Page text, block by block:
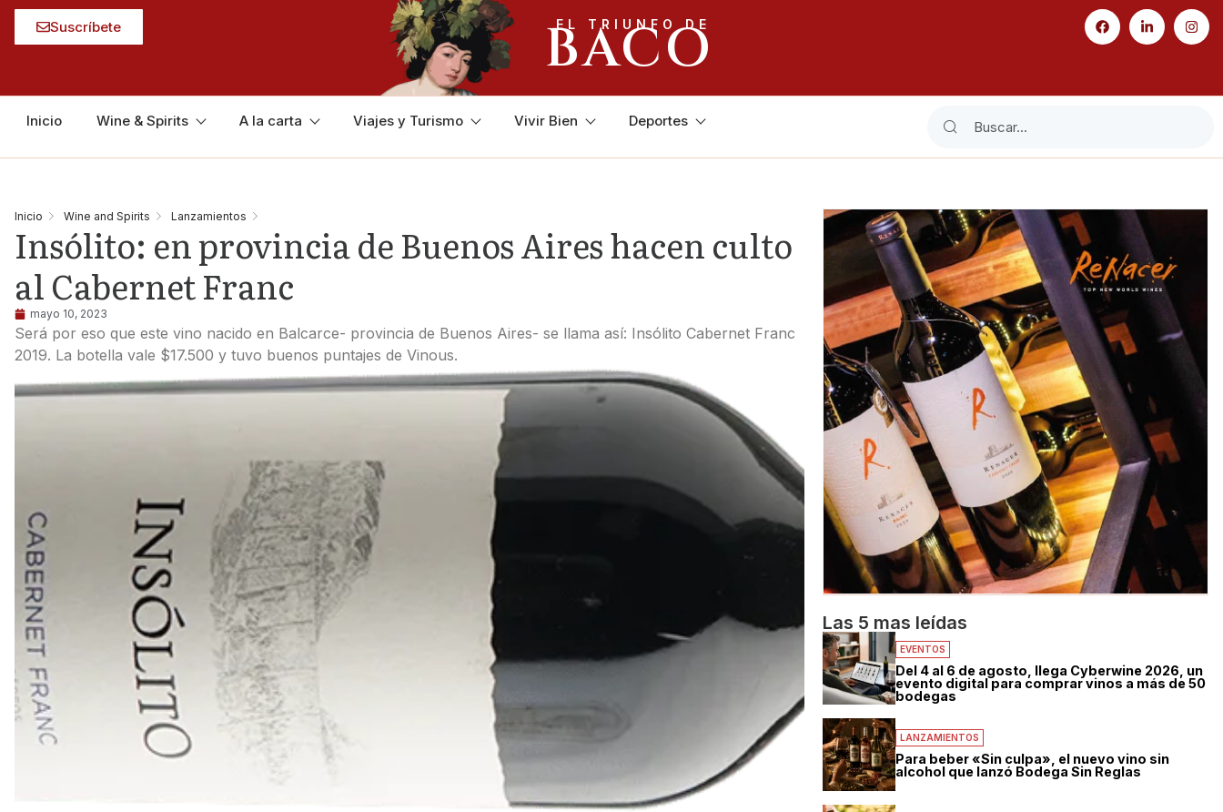
Suscríbete EL TRIUNFO DE
BACO
Inicio Wine & Spirits A la carta Viajes y Turismo Vivir Bien Deportes
Inicio Wine and Spirits Lanzamientos
Insólito: en provincia de Buenos Aires hacen culto
al Cabernet Franc
mayo 10, 2023
Será por eso que este vino nacido en Balcarce- provincia de Buenos Aires- se llama así: Insólito Cabernet Franc
2019. La botella vale $17.500 y tuvo buenos puntajes de Vinous.
Las 5 mas leídas
EVENTOS
Del 4 al 6 de agosto, llega Cyberwine 2026, un
evento digital para comprar vinos a más de 50
bodegas
LANZAMIENTOS
Para beber «Sin culpa», el nuevo vino sin
alcohol que lanzó Bodega Sin Reglas